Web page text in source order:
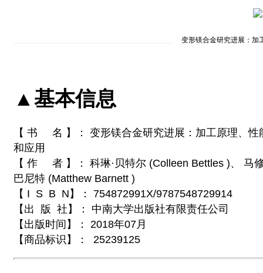
书名: 变形镁合金研究进展：加
▲基本信息
【 书 名 】： 变形镁合金研究进展：加工原理、性
和应用
【 作 者 】： 科琳·贝特尔 (Colleen Bettles )、 马
巴尼特 (Matthew Barnett )
【 I S B N】： 754872991X/9787548729914
【出 版 社】： 中南大学出版社有限责任公司
【出版时间】： 2018年07月
【商品标识】： 25239125